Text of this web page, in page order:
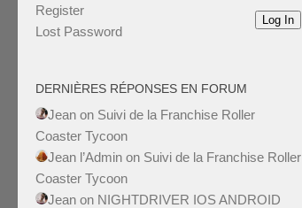
Log In
Register
Lost Password
DERNIÈRES RÉPONSES EN FORUM
Jean on Suivi de la Franchise Roller
Coaster Tycoon
Jean l’Admin on Suivi de la Franchise Roller
Coaster Tycoon
Jean on NIGHTDRIVER IOS ANDROID